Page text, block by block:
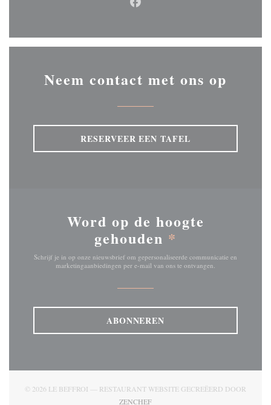
Facebook ((opent in een
Neem contact met ons op
RESERVEER EEN TAFEL
Word op de hoogte
gehouden *
Schrijf je in op onze nieuwsbrief om gepersonaliseerde communicatie en
marketingaanbiedingen per e-mail van ons te ontvangen.
ABONNEREN
© 2026 LE BEFFROI — RESTAURANT WEBSITE GECREËERD DOOR
ZENCHEF((OPENT IN EEN NIEUW VENSTER))